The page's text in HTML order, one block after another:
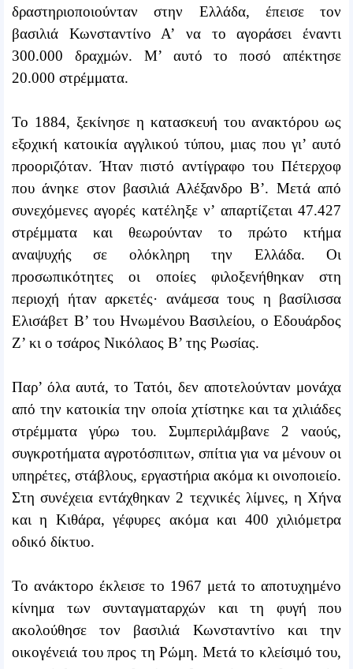
δραστηριοποιούνταν στην Ελλάδα, έπεισε τον
βασιλιά Κωνσταντίνο Α’ να το αγοράσει έναντι
300.000 δραχμών. Μ’ αυτό το ποσό απέκτησε
20.000 στρέμματα.
Το 1884, ξεκίνησε η κατασκευή του ανακτόρου ως
εξοχική κατοικία αγγλικού τύπου, μιας που γι’ αυτό
προοριζόταν. Ήταν πιστό αντίγραφο του Πέτερχοφ
που άνηκε στον βασιλιά Αλέξανδρο Β’. Μετά από
συνεχόμενες αγορές κατέληξε ν’ απαρτίζεται 47.427
στρέμματα και θεωρούνταν το πρώτο κτήμα
αναψυχής σε ολόκληρη την Ελλάδα. Οι
προσωπικότητες οι οποίες φιλοξενήθηκαν στη
περιοχή ήταν αρκετές· ανάμεσα τους η βασίλισσα
Ελισάβετ Β’ του Ηνωμένου Βασιλείου, ο Εδουάρδος
Ζ’ κι ο τσάρος Νικόλαος Β’ της Ρωσίας.
Παρ’ όλα αυτά, το Τατόι, δεν αποτελούνταν μονάχα
από την κατοικία την οποία χτίστηκε και τα χιλιάδες
στρέμματα γύρω του. Συμπεριλάμβανε 2 ναούς,
συγκροτήματα αγροτόσπιτων, σπίτια για να μένουν οι
υπηρέτες, στάβλους, εργαστήρια ακόμα κι οινοποιείο.
Στη συνέχεια εντάχθηκαν 2 τεχνικές λίμνες, η Χήνα
και η Κιθάρα, γέφυρες ακόμα και 400 χιλιόμετρα
οδικό δίκτυο.
Το ανάκτορο έκλεισε το 1967 μετά το αποτυχημένο
κίνημα των συνταγματαρχών και τη φυγή που
ακολούθησε τον βασιλιά Κωνσταντίνο και την
οικογένειά του προς τη Ρώμη. Μετά το κλείσιμό του,